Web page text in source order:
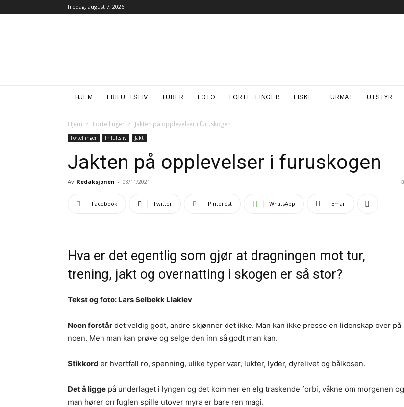
fredag, august 7, 2026
HJEM FRILUFTSLIV TURER FOTO FORTELLINGER FISKE TURMAT UTSTYR
Hjem Fortellinger Jakten på opplevelser i furuskogen
Fortellinger Friluftsliv Jakt
Jakten på opplevelser i furuskogen
Av Redaksjonen - 08/11/2021
Facebook Twitter Pinterest WhatsApp Email
Hva er det egentlig som gjør at dragningen mot tur,
trening, jakt og overnatting i skogen er så stor?
Tekst og foto: Lars Selbekk Liaklev
Noen forstår det veldig godt, andre skjønner det ikke. Man kan ikke presse en lidenskap over på
noen. Men man kan prøve og selge den inn så godt man kan.
Stikkord er hvertfall ro, spenning, ulike typer vær, lukter, lyder, dyrelivet og bålkosen.
Det å ligge på underlaget i lyngen og det kommer en elg traskende forbi, våkne om morgenen og
man hører orrfuglen spille utover myra er bare ren magi.